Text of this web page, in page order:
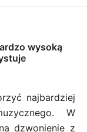
wysoką
najbardziej
W
dzwonienie z